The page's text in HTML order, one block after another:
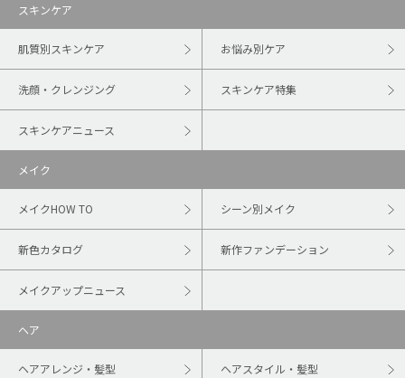
スキンケア
肌質別スキンケア お悩み別ケア
洗顔・クレンジング スキンケア特集
スキンケアニュース
メイク
メイクHOW TO シーン別メイク
新色カタログ 新作ファンデーション
メイクアップニュース
ヘア
ヘアアレンジ・髪型 ヘアスタイル・髪型